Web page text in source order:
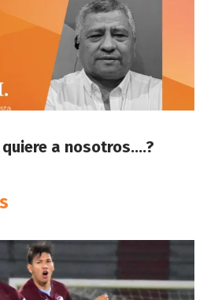
a nosotros….?